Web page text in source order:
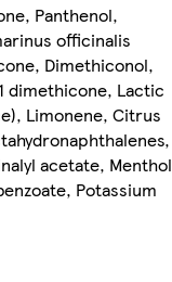
Panthenol,
officinalis
Dimethiconol,
dimethicone, Lactic
Limonene, Citrus
acetate,
Potassium